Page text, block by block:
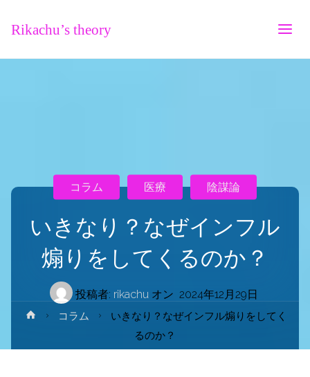
Rikachu’s theory
いきなり？なぜインフル
煽りをしてくるのか？
投稿者: rikachu オン 2024年12月29日
コラム 医療 陰謀論
ホ
ム
コラム
いきなり？なぜインフル煽りをしてく
るのか？